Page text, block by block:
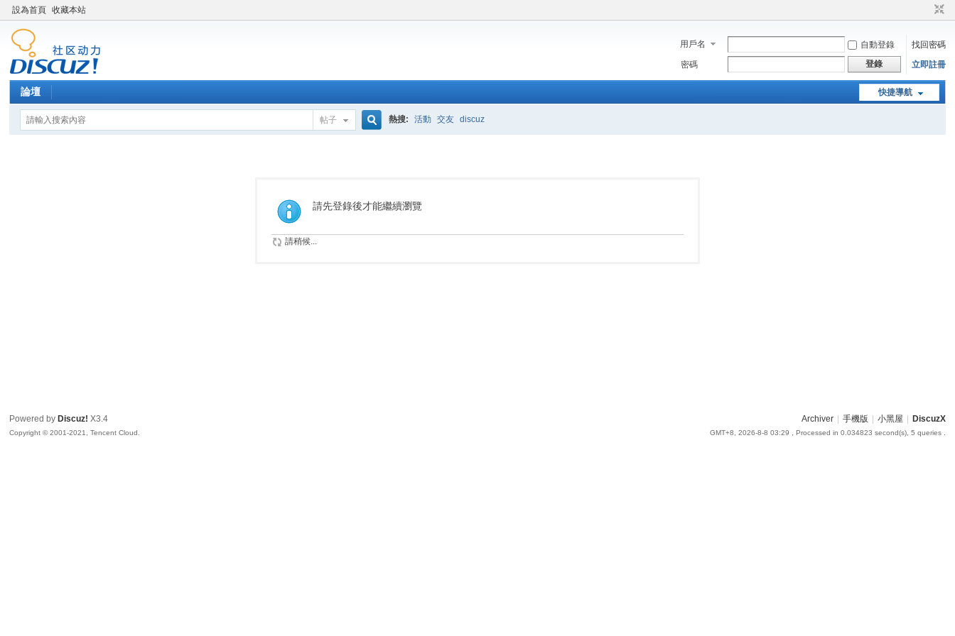
設為首頁 收藏本站
用戶名 自動登錄
找回密碼
密碼
登錄 立即註冊
快捷導航
論壇
帖子
索
熱搜: 活動 交友 discuz
請先登錄後才能繼續瀏覽
請稍候...
Archiver 手機版 小黑屋 DiscuzX
GMT+8, 2026-8-8 03:29 , Processed in 0.034823 second(s), 5 queries .
Powered by Discuz! X3.4
Copyright © 2001-2021, Tencent Cloud.